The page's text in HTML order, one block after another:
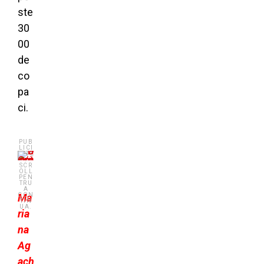
ste
30
00
de
co
pa
ci.
PUB
LICI
TATE
.
SCR
OLL
PEN
TRU
A
CON
TIN
UA.
Ma
ria
na
Ag
ach